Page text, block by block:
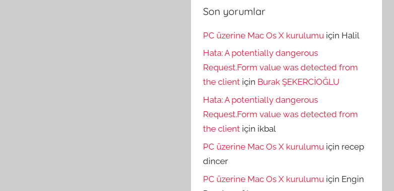
Son yorumlar
PC üzerine Mac Os X kurulumu için Halil
Hata: A potentially dangerous
Request.Form value was detected from
the client için Burak ŞEKERCİOĞLU
Hata: A potentially dangerous
Request.Form value was detected from
the client için ikbal
PC üzerine Mac Os X kurulumu için recep
dincer
PC üzerine Mac Os X kurulumu için Engin